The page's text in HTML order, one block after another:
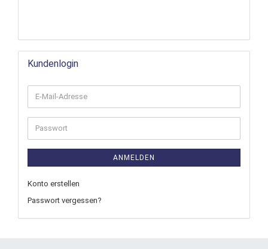
Kundenlogin
ANMELDEN
Konto erstellen
Passwort vergessen?